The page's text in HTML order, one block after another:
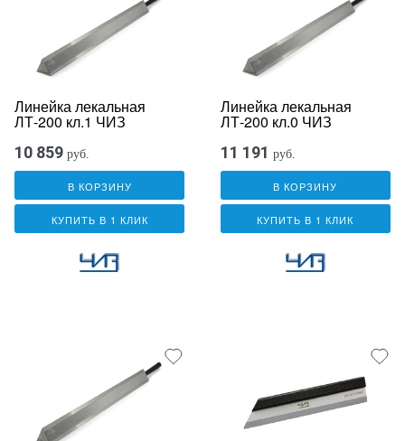
Линейка лекальная
ЛТ-200 кл.1 ЧИЗ
10 859 руб.
В КОРЗИНУ
КУПИТЬ В 1 КЛИК
Линейка лекальная
ЛТ-200 кл.0 ЧИЗ
11 191 руб.
В КОРЗИНУ
КУПИТЬ В 1 КЛИК